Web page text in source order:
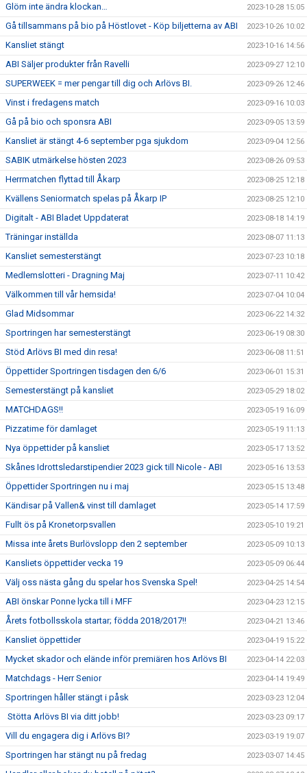
Glöm inte ändra klockan… 2023-10-28 15:05
Gå tillsammans på bio på Höstlovet - Köp biljetterna av ABI 2023-10-26 10:02
Kansliet stängt 2023-10-16 14:56
ABI Säljer produkter från Ravelli 2023-09-27 12:10
SUPERWEEK = mer pengar till dig och Arlövs BI. 2023-09-26 12:46
Vinst i fredagens match 2023-09-16 10:03
Gå på bio och sponsra ABI 2023-09-05 13:59
Kansliet är stängt 4-6 september pga sjukdom 2023-09-04 12:56
SABIK utmärkelse hösten 2023 2023-08-26 09:53
Herrmatchen flyttad till Åkarp 2023-08-25 12:18
Kvällens Seniormatch spelas på Åkarp IP 2023-08-25 12:10
Digitalt - ABI Bladet Uppdaterat 2023-08-18 14:19
Träningar inställda 2023-08-07 11:13
Kansliet semesterstängt 2023-07-23 10:18
Medlemslotteri - Dragning Maj 2023-07-11 10:42
Välkommen till vår hemsida! 2023-07-04 10:04
Glad Midsommar 2023-06-22 14:32
Sportringen har semesterstängt 2023-06-19 08:30
Stöd Arlövs BI med din resa! 2023-06-08 11:51
Öppettider Sportringen tisdagen den 6/6 2023-06-01 15:31
Semesterstängt på kansliet 2023-05-29 18:02
MATCHDAGS!! 2023-05-19 16:09
Pizzatime för damlaget 2023-05-19 11:13
Nya öppettider på kansliet 2023-05-17 13:52
Skånes Idrottsledarstipendier 2023 gick till Nicole - ABI 2023-05-16 13:53
Öppettider Sportringen nu i maj 2023-05-15 13:48
Kändisar på Vallen& vinst till damlaget 2023-05-14 17:59
Fullt ös på Kronetorpsvallen 2023-05-10 19:21
Missa inte årets Burlövslopp den 2 september 2023-05-09 10:13
Kansliets öppettider vecka 19 2023-05-09 06:44
Välj oss nästa gång du spelar hos Svenska Spel! 2023-04-25 14:54
ABI önskar Ponne lycka till i MFF 2023-04-23 12:15
Årets fotbollsskola startar; födda 2018/2017!! 2023-04-21 13:46
Kansliet öppettider 2023-04-19 15:22
Mycket skador och elände inför premiären hos Arlövs BI 2023-04-14 22:03
Matchdags - Herr Senior 2023-04-14 19:49
Sportringen håller stängt i påsk 2023-03-23 12:04
Stötta Arlövs BI via ditt jobb! 2023-03-23 09:17
Vill du engagera dig i Arlövs BI? 2023-03-19 19:07
Sportringen har stängt nu på fredag 2023-03-07 14:45